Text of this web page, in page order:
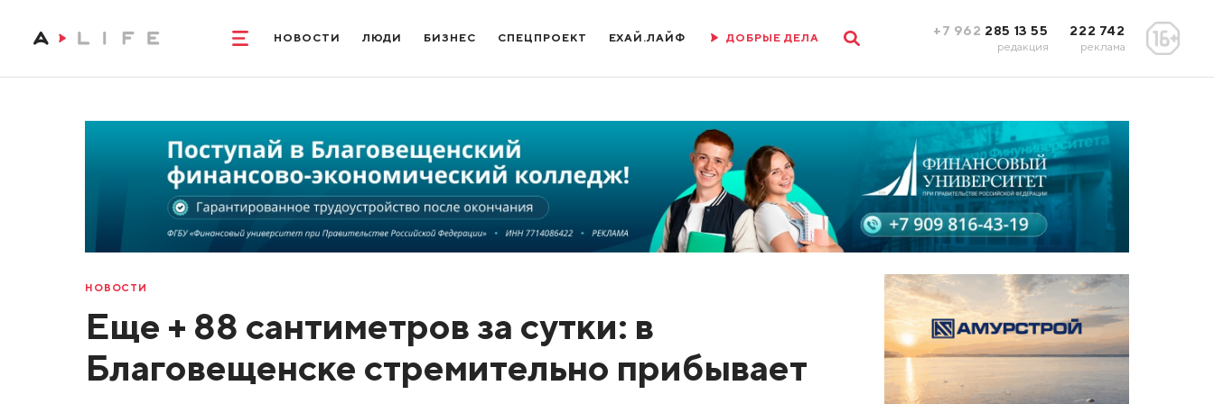
НОВОСТИ ЛЮДИ БИЗНЕС СПЕЦПРОЕКТ ЕХАЙ.ЛАЙФ ДОБРЫЕ ДЕЛА +7 962 285 13 55
редакция
222 742
реклама
НОВОСТИ
Еще + 88 сантиметров за сутки: в
Благовещенске стремительно прибывает